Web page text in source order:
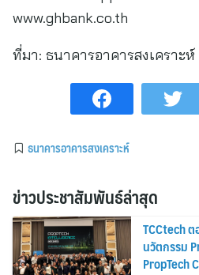
www.ghbank.co.th
ที่มา: ธนาคารอาคารสงเคราะห์
ธนาคารอาคารสงเคราะห์
ข่าวประชาสัมพันธ์ล่าสุด
TCCtech
นวัตกรรม
PropTech